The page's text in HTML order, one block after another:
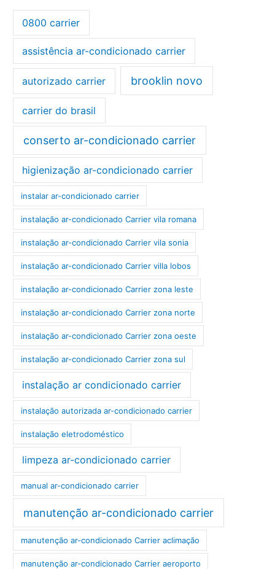
0800 carrier
assistência ar-condicionado carrier
autorizado carrier brooklin novo
carrier do brasil
conserto ar-condicionado carrier
higienização ar-condicionado carrier
instalar ar-condicionado carrier
instalação ar-condicionado Carrier vila romana
instalação ar-condicionado Carrier vila sonia
instalação ar-condicionado Carrier villa lobos
instalação ar-condicionado Carrier zona leste
instalação ar-condicionado Carrier zona norte
instalação ar-condicionado Carrier zona oeste
instalação ar-condicionado Carrier zona sul
instalação ar condicionado carrier
instalação autorizada ar-condicionado carrier
instalação eletrodoméstico
limpeza ar-condicionado carrier
manual ar-condicionado carrier
manutenção ar-condicionado carrier
manutenção ar-condicionado Carrier aclimação
manutenção ar-condicionado Carrier aeroporto